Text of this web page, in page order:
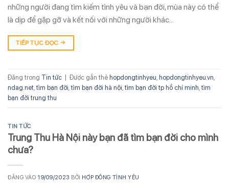
những người đang tìm kiếm tình yêu và bạn đời, mùa này có thể
là dịp để gặp gỡ và kết nối với những người khác…
TIẾP TỤC ĐỌC →
Đăng trong Tin tức Được gắn thẻ hopdongtinhyeu hopdongtinhyeu.vn
ndag.net tìm bạn đời tìm bạn đời hà nội tìm bạn đời tp hồ chí minh tìm
bạn đời trung thu
TIN TỨC
Trung Thu Hà Nội này bạn đã tìm bạn đời cho mình
chưa?
ĐĂNG VÀO 19/09/2023 BỞI HỢP ĐỒNG TÌNH YÊU